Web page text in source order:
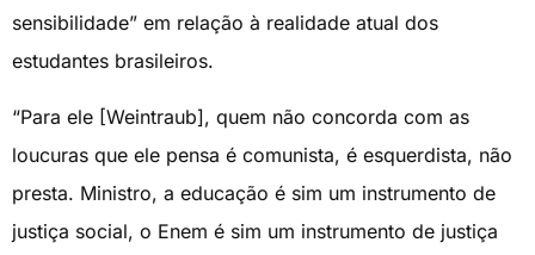
sensibilidade” em relação à realidade atual dos
estudantes brasileiros.
“Para ele [Weintraub], quem não concorda com as
loucuras que ele pensa é comunista, é esquerdista, não
presta. Ministro, a educação é sim um instrumento de
justiça social, o Enem é sim um instrumento de justiça